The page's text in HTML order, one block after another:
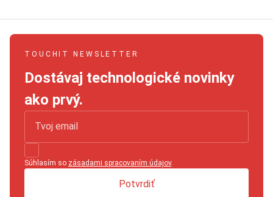
TOUCHIT NEWSLETTER
Dostávaj technologické novinky
ako prvý.
Súhlasím so zásadami spracovaním údajov.
Potvrdiť